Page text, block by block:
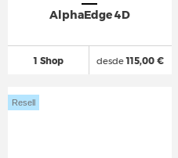
AlphaEdge 4D
1 Shop desde115,00 €
Resell